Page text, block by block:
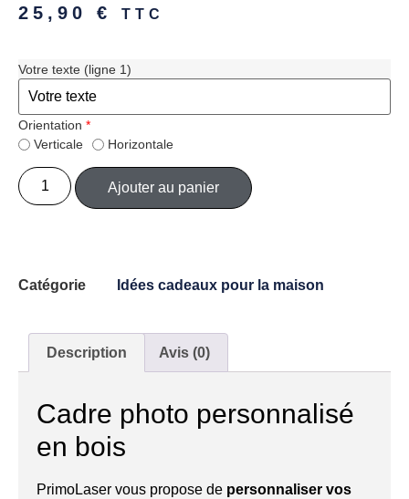
25,90 € TTC
Votre texte (ligne 1)
Orientation *
Verticale
Horizontale
Ajouter au panier
Catégorie Idées cadeaux pour la maison
Description Avis (0)
Cadre photo personnalisé
en bois
PrimoLaser vous propose de personnaliser vos